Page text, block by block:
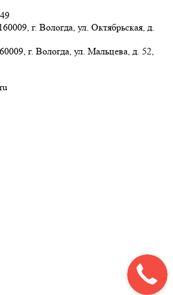
г. Вологда, ул. Октябрьская, д.
г. Вологда, ул. Мальцева, д. 52,